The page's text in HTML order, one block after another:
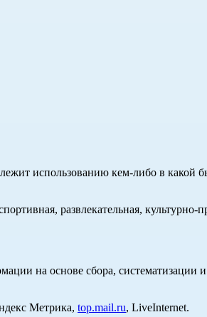
использованию кем-либо в какой
развлекательная, культурно-
на основе сбора, систематизации и
Метрика, top.mail.ru, LiveInternet.